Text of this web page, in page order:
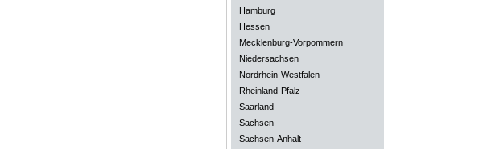
Hamburg
Hessen
Mecklenburg-Vorpommern
Niedersachsen
Nordrhein-Westfalen
Rheinland-Pfalz
Saarland
Sachsen
Sachsen-Anhalt